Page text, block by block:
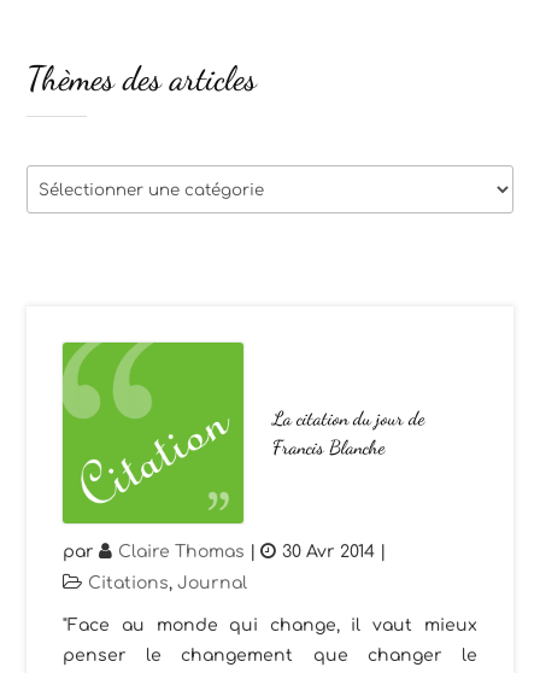
La citation du jour de
Francis Blanche
par Claire Thomas | 30 Avr 2014 |
Citations,Journal
"Face au monde qui change, il vaut mieux
penser le changement que changer le
Thèmes des articles
Thèmes
des